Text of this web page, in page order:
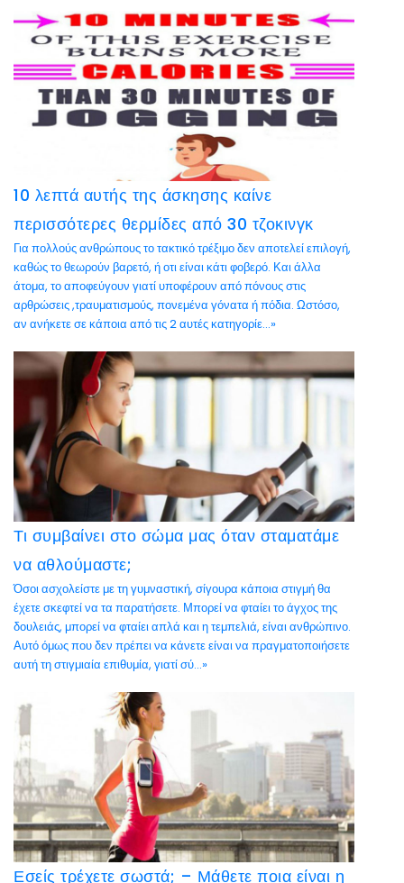
10 λεπτά αυτής της άσκησης καίνε
περισσότερες θερμίδες από 30 τζοκινγκ
Για πολλούς ανθρώπους το τακτικό τρέξιμο δεν αποτελεί επιλογή,
καθώς το θεωρούν βαρετό, ή οτι είναι κάτι φοβερό. Και άλλα
άτομα, το αποφεύγουν γιατί υποφέρουν από πόνους στις
αρθρώσεις ,τραυματισμούς, πονεμένα γόνατα ή πόδια. Ωστόσο,
αν ανήκετε σε κάποια από τις 2 αυτές κατηγορίε...»
Τι συμβαίνει στο σώμα μας όταν σταματάμε
να αθλούμαστε;
Όσοι ασχολείστε με τη γυμναστική, σίγουρα κάποια στιγμή θα
έχετε σκεφτεί να τα παρατήσετε. Μπορεί να φταίει το άγχος της
δουλειάς, μπορεί να φταίει απλά και η τεμπελιά, είναι ανθρώπινο.
Αυτό όμως που δεν πρέπει να κάνετε είναι να πραγματοποιήσετε
αυτή τη στιγμιαία επιθυμία, γιατί σύ...»
Εσείς τρέχετε σωστά; – Μάθετε ποια είναι η